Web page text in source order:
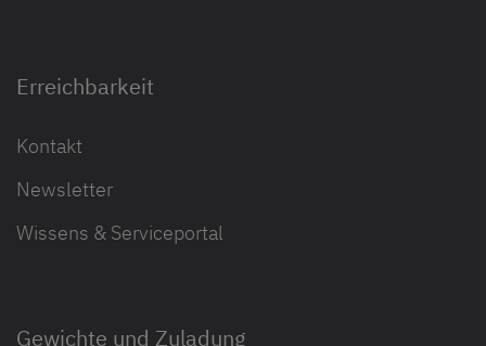
Erreichbarkeit
Kontakt
Newsletter
Wissens & Serviceportal
Gewichte und Zuladung